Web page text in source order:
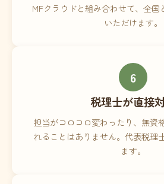
MFクラウドと組み合わせて、全国
いただけます。
6
税理士が直接
担当がコロコロ変わったり、無資
れることはありません。代表税理
ます。